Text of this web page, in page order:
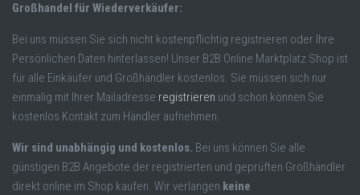
Großhandel für Wiederverkäufer:
Bei uns müssen Sie sich nicht kostenpflichtig registrieren oder Ihre
Persönlichen Daten hinterlassen! Unser B2B Online Marktplatz Shop ist
für alle Einkäufer und Großhändler kostenlos. Sie müssen sich nur
einmalig mit Ihrer Mailadresse registrieren und schon können Sie
kostenlos Kontakt zum Händler aufnehmen.
Wir sind unabhängig und kostenlos. Bei uns können Sie alle
günstigen B2B Angebote der registrierten und geprüften Großhändler
direkt online im Shop kaufen. Wir verlangen keine